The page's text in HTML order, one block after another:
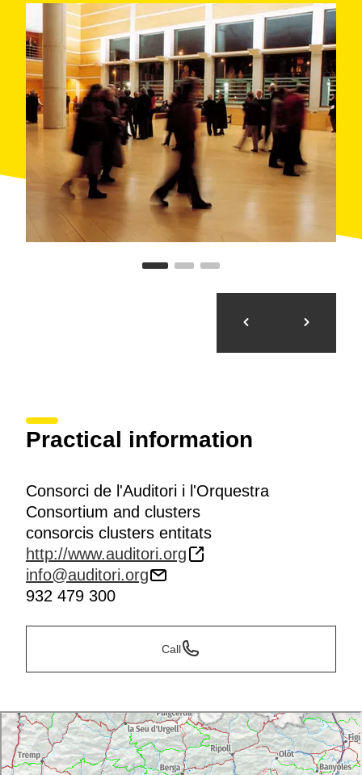
Con un aforo de 2.100 butacas encontramos laSala 1
Pau Casals , donde se realizan los conciertos
periódicos de la OBC. Está configurada de tal manera
que el espectador siempre tiene visibilidad y recibe
una extraordinaria acústica, gracias a la colaboración
del profesor barcelonésHigini Araucon el arquitecto
Rafael Moneo.
El resto de las salas, de menor aforo, son: laSala 2
Oriol Martorell
, muy adecuada para conciertos de
cámara o amplificados; la
Sala 3 Tete Montoliuy la
Sala 4 Alicia de Larrochason espacios diáfanos con
butacas replegables, y elEspai 5
, pensado para
presentaciones, cócteles, rodajes...
Hay que resaltar los modernos y sobriosespacios
realizar rodajes o cualquier acto que requiera de un
Y finalmente, merece la pena visitar elMuseu de la
Practical information
Consorci de l'Auditori i l'Orquestra
Consortium and clusters
consorcis clusters entitats
http://www.auditori.org
info@auditori.org
932 479 300
Call